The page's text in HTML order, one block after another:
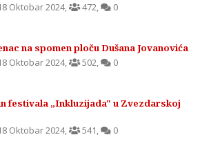
Oktobar 2024, 472, 0
na spomen ploču Dušana Jovanovića
Oktobar 2024, 502, 0
festivala „Inkluzijada" u Zvezdarskoj
Oktobar 2024, 541, 0